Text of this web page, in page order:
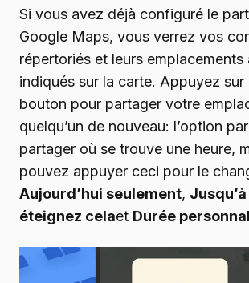
Si vous avez déjà configuré le
Google Maps, vous verrez vos
répertoriés et leurs emplacements
indiqués sur la carte. Appuyez sur
bouton pour partager votre
quelqu’un de nouveau: l’option
partager où se trouve une heure,
pouvez appuyer ceci pour le
Aujourd’hui seulement,
éteignez celaet Durée